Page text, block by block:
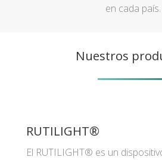
en cada país.
Nuestros
RUTILIGHT®
El RUTILIGHT® es un